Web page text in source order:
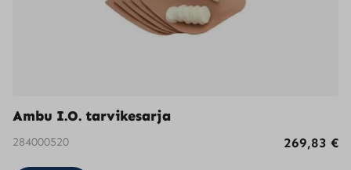
Ambu I.O. tarvikesarja
284000520 269,83 €